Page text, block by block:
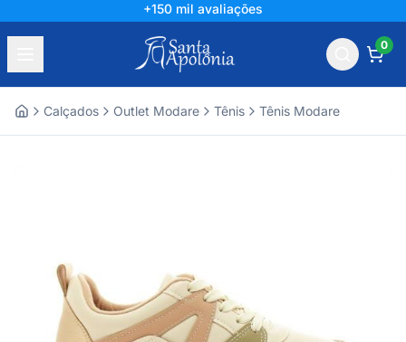
+150 mil avaliações
0
Calçados Outlet Modare Tênis Tênis Modare